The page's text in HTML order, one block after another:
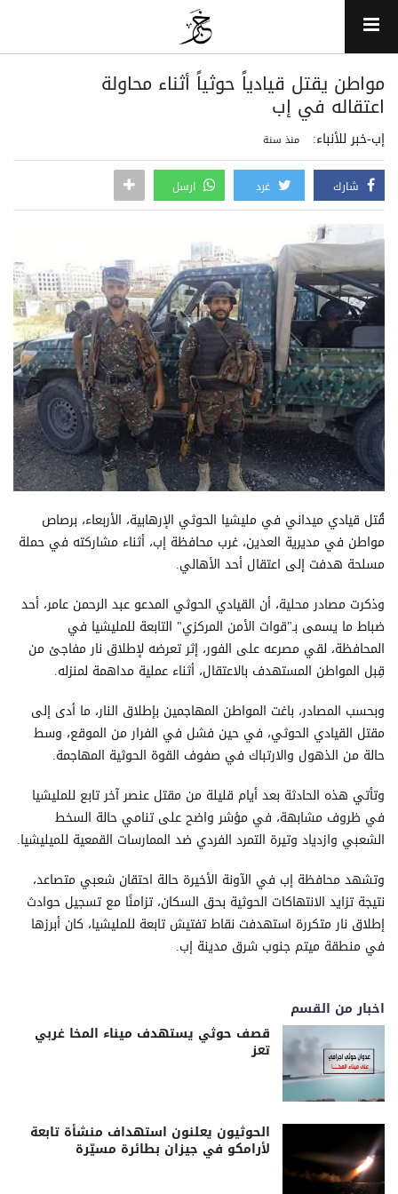
مواطن يقتل قيادياً حوثياً أثناء محاولة
اعتقاله في إب
إب-خبر للأنباء: منذ سنة
شارك غرد ارسل
قُتل قيادي ميداني في مليشيا الحوثي الإرهابية، الأربعاء، برصاص
مواطن في مديرية العدين، غرب محافظة إب، أثناء مشاركته في حملة
مسلحة هدفت إلى اعتقال أحد الأهالي.
وذكرت مصادر محلية، أن القيادي الحوثي المدعو عبد الرحمن عامر، أحد
ضباط ما يسمى بـ"قوات الأمن المركزي" التابعة للمليشيا في
المحافظة، لقي مصرعه على الفور، إثر تعرضه لإطلاق نار مفاجئ من
قِبل المواطن المستهدف بالاعتقال، أثناء عملية مداهمة لمنزله.
وبحسب المصادر، باغت المواطن المهاجمين بإطلاق النار، ما أدى إلى
مقتل القيادي الحوثي، في حين فشل في الفرار من الموقع، وسط
حالة من الذهول والارتباك في صفوف القوة الحوثية المهاجمة.
وتأتي هذه الحادثة بعد أيام قليلة من مقتل عنصر آخر تابع للمليشيا
في ظروف مشابهة، في مؤشر واضح على تنامي حالة السخط
الشعبي وازدياد وتيرة التمرد الفردي ضد الممارسات القمعية للميليشيا.
وتشهد محافظة إب في الآونة الأخيرة حالة احتقان شعبي متصاعد،
نتيجة تزايد الانتهاكات الحوثية بحق السكان، تزامنًا مع تسجيل حوادث
إطلاق نار متكررة استهدفت نقاط تفتيش تابعة للمليشيا، كان أبرزها
في منطقة ميتم جنوب شرق مدينة إب.
اخبار من القسم
قصف حوثي يستهدف ميناء المخا غربي
تعز
الحوثيون يعلنون استهداف منشأة تابعة
لأرامكو في جيزان بطائرة مسيّرة